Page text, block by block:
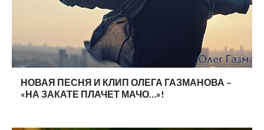
НОВАЯ ПЕСНЯ И КЛИП ОЛЕГА ГАЗМАНОВА –
«НА ЗАКАТЕ ПЛАЧЕТ МАЧО…»!